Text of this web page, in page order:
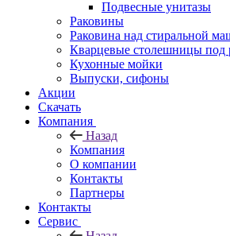
Подвесные унитазы
Раковины
Раковина над стиральной
Кварцевые столешницы под
Кухонные мойки
Выпуски, сифоны
Акции
Скачать
Компания
Назад
Компания
О компании
Контакты
Партнеры
Контакты
Сервис